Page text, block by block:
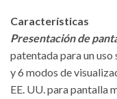
Características
Presentación de
patentada para un
y 6 modos de
EE. UU. para pantalla